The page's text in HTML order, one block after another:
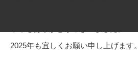
2025年も宜しくお願い申し上げます。